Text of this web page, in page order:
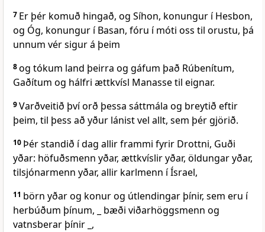
7 Er þér komuð hingað, og Síhon, konungur í Hesbon,
og Óg, konungur í Basan, fóru í móti oss til orustu, þá
unnum vér sigur á þeim
8og tókum land þeirra og gáfum það Rúbenítum,
Gaðítum og hálfri ættkvísl Manasse til eignar.
9Varðveitið því orð þessa sáttmála og breytið eftir
þeim, til þess að yður lánist vel allt, sem þér gjörið.
10 Þér standið í dag allir frammi fyrir Drottni, Guði
yðar: höfuðsmenn yðar, ættkvíslir yðar, öldungar yðar,
tilsjónarmenn yðar, allir karlmenn í Ísrael,
11 börn yðar og konur og útlendingar þínir, sem eru í
herbúðum þínum, _ bæði viðarhöggsmenn og
vatnsberar þínir _,